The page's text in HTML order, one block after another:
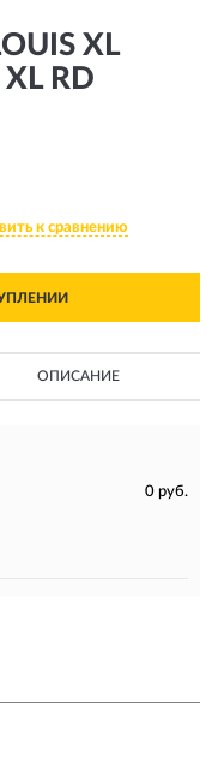
XL
RD
к сравнению
ОПИСАНИЕ
0 руб.